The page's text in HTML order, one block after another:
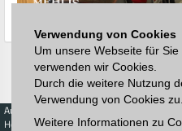
Verwendung von Cookies
Um unsere Webseite für Sie
verwenden wir Cookies.
Durch die weitere Nutzung
Verwendung von Cookies zu.
Weitere Informationen zu
Auktionen
Höchstzuschläge
Kaufen
Kalender